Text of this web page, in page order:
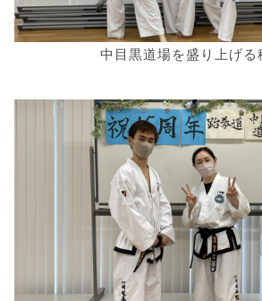
中目黒道場を盛り上げる